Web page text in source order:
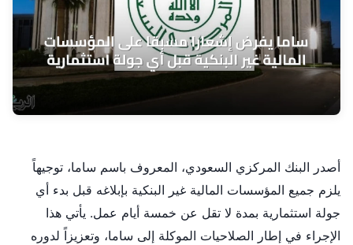
أصدر البنك المركزي السعودي، المعروف باسم ساما، توجيهاً
يلزم جميع المؤسسات المالية غير البنكية بإبلاغه قبل بدء أي
جولة استثمارية بمدة لا تقل عن خمسة أيام عمل. يأتي هذا
الإجراء في إطار الصلاحيات الموكلة إلى ساما، وتعزيزاً لدوره